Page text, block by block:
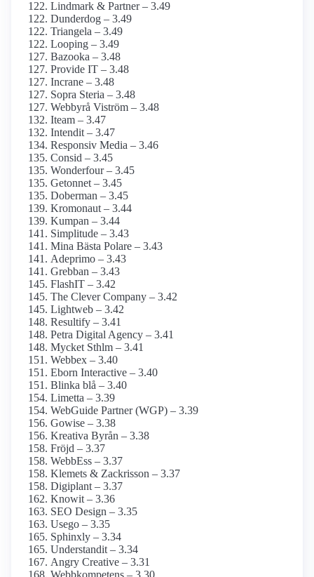
Lindmark & Partner – 3.49
Dunderdog – 3.49
Triangela – 3.49
Looping – 3.49
Bazooka – 3.48
Provide IT – 3.48
Incrane – 3.48
Sopra Steria – 3.48
Webbyrå Viström – 3.48
Iteam – 3.47
Intendit – 3.47
Responsiv Media – 3.46
Consid – 3.45
Wonderfour – 3.45
Getonnet – 3.45
Doberman – 3.45
Kromonaut – 3.44
Kumpan – 3.44
Simplitude – 3.43
Mina Bästa Polare – 3.43
Adeprimo – 3.43
Grebban – 3.43
FlashIT – 3.42
The Clever Company – 3.42
Lightweb – 3.42
Resultify – 3.41
Petra Digital Agency – 3.41
Mycket Sthlm – 3.41
Webbex – 3.40
Eborn Interactive – 3.40
Blinka blå – 3.40
Limetta – 3.39
WebGuide Partner (WGP) – 3.39
Gowise – 3.38
Kreativa Byrån – 3.38
Fröjd – 3.37
WebbEss – 3.37
Klemets & Zackrisson – 3.37
Digiplant – 3.37
Knowit – 3.36
SEO Design – 3.35
Usego – 3.35
Sphinxly – 3.34
Understandit – 3.34
Angry Creative – 3.31
Webbkompetens – 3.30